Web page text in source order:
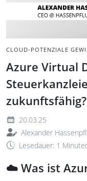
CLOUD-POTENZIALE
Azure Virtual
zukunftsfähig?
20.03.25
Alexander
Lesedauer: 1
BILD:
☁️ Was ist